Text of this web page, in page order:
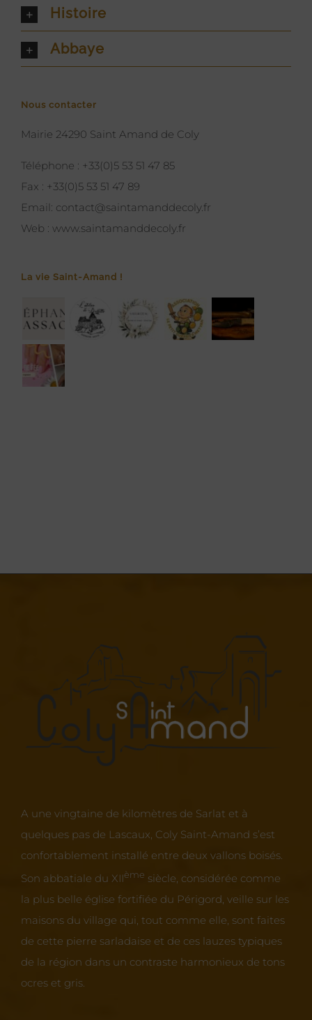
Histoire
Abbaye
Nous contacter
Mairie 24290 Saint Amand de Coly
Téléphone : +33(0)5 53 51 47 85
Fax : +33(0)5 53 51 47 89
Email: contact@saintamanddecoly.fr
Web : www.saintamanddecoly.fr
La vie Saint-Amand !
A une vingtaine de kilomètres de Sarlat et à
quelques pas de Lascaux, Coly Saint-Amand s’est
confortablement installé entre deux vallons boisés.
Son abbatiale du XIIème siècle, considérée comme
la plus belle église fortifiée du Périgord, veille sur les
maisons du village qui, tout comme elle, sont faites
de cette pierre sarladaise et de ces lauzes typiques
de la région dans un contraste harmonieux de tons
ocres et gris.